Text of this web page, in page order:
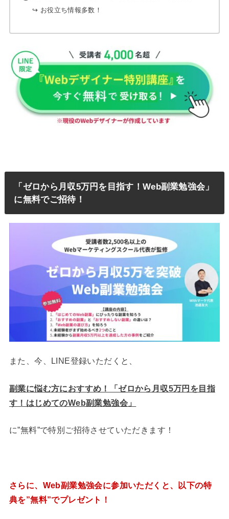
↪︎ お役立ち情報多数！
「ゼロから月収5万円を目指す！Web副業勉強会」
に無料でご招待！
また、今、LINE登録いただくと、
副業に悩む方におすすめ！「ゼロから月収5万円を目指
す！はじめてのWeb副業勉強会」
に”無料”で特別ご招待させていただきます！
さらに、Web副業勉強会に参加いただくと、以下の特
典を”無料”でプレゼント！